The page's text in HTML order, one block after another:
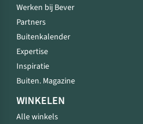
Werken bij Bever
Partners
Buitenkalender
Expertise
Inspiratie
Buiten. Magazine
WINKELEN
Alle winkels